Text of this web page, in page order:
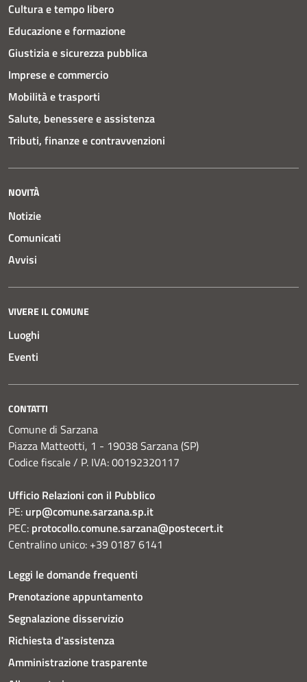
Cultura e tempo libero
Educazione e formazione
Giustizia e sicurezza pubblica
Imprese e commercio
Mobilità e trasporti
Salute, benessere e assistenza
Tributi, finanze e contravvenzioni
NOVITÀ
Notizie
Comunicati
Avvisi
VIVERE IL COMUNE
Luoghi
Eventi
CONTATTI
Comune di Sarzana
Piazza Matteotti, 1 - 19038 Sarzana (SP)
Codice fiscale / P. IVA: 00192320117
Ufficio Relazioni con il Pubblico
PE: urp@comune.sarzana.sp.it
PEC: protocollo.comune.sarzana@postecert.it
Centralino unico: +39 0187 6141
Leggi le domande frequenti
Prenotazione appuntamento
Segnalazione disservizio
Richiesta d'assistenza
Amministrazione trasparente